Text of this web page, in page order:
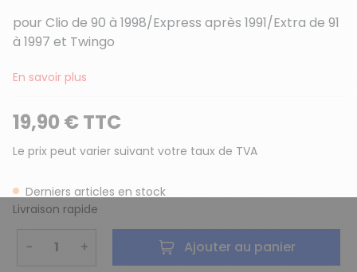
pour Clio de 90 à 1998/Express après 1991/Extra de 91
à 1997 et Twingo
En savoir plus
19,90 € TTC
Le prix peut varier suivant votre taux de TVA
Derniers articles en stock
Livraison rapide
− + Ajouter au panier